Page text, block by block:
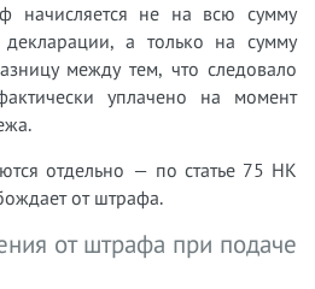
начисляется не на всю сумму
а только на сумму
между тем, что следовало
уплачено на момент
отдельно — по статье 75 НК
от штрафа.
от штрафа при подаче